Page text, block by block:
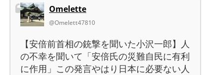
Omelette
@Omelett47810
【安倍前首相の銃撃を聞いた小沢一郎】人
の不幸を聞いて「安倍氏の災難自民に有利
に作用」この発言やはり日本に必要ない人